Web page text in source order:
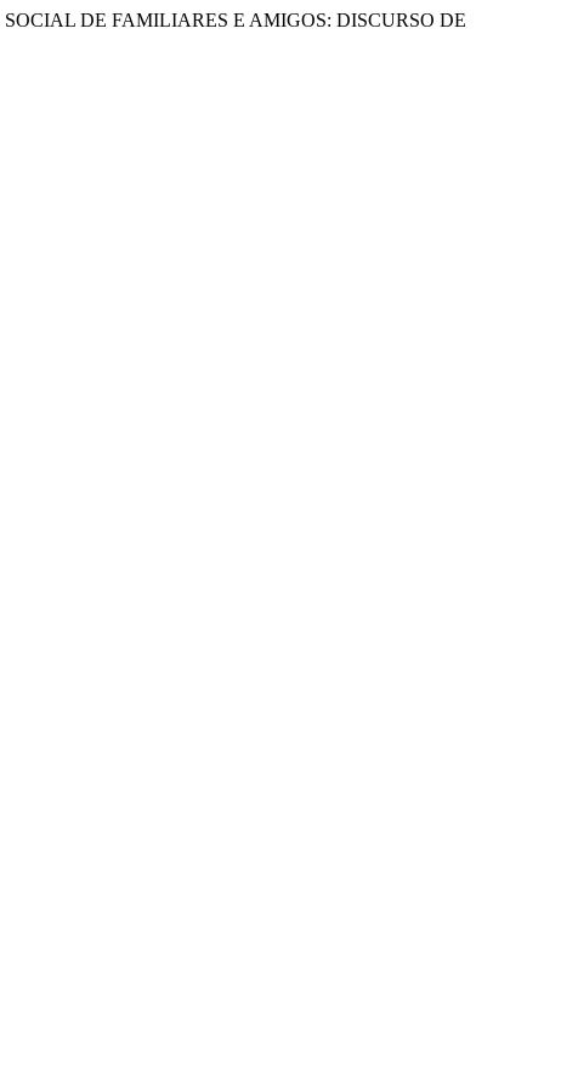
SOCIAL DE FAMILIARES E AMIGOS: DISCURSO DE